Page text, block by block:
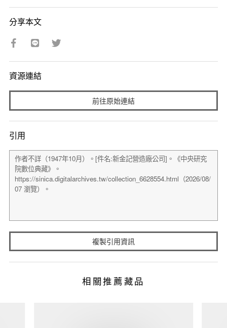
分享本文
資源連結
前往原始連結
引用
複製引用資訊
相關推薦藏品